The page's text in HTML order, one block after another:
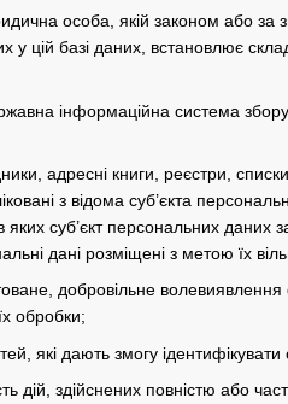
особа, якій законом або за
цій базі даних, встановлює
інформаційна система
адресні книги, реєстри,
з відома суб’єкта
суб’єкт персональних даних
дані розміщені з метою їх
добровільне
обробки;
які дають змогу ідентифікувати
дій, здійснених повністю або